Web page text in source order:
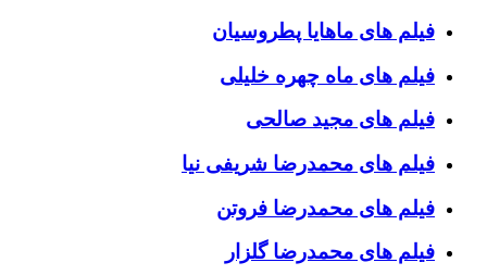
فیلم های ماهایا پطروسیان
فیلم های ماه چهره خلیلی
فیلم های مجید صالحی
فیلم های محمدرضا شریفی نیا
فیلم های محمدرضا فروتن
فیلم های محمدرضا گلزار